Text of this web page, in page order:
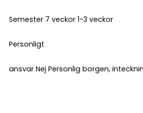
Semester 7 veckor 1-3 veckor
Personligt
ansvar Nej Personlig borgen,